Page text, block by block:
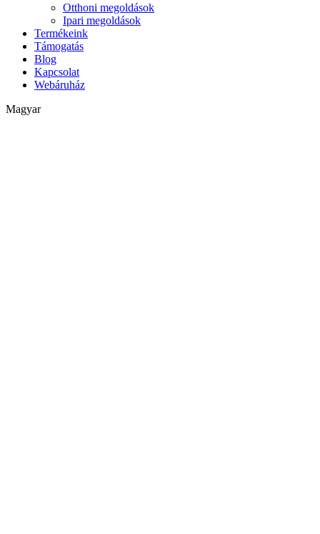
Otthoni megoldások
Ipari megoldások
Termékeink
Támogatás
Blog
Kapcsolat
Webáruház
Magyar